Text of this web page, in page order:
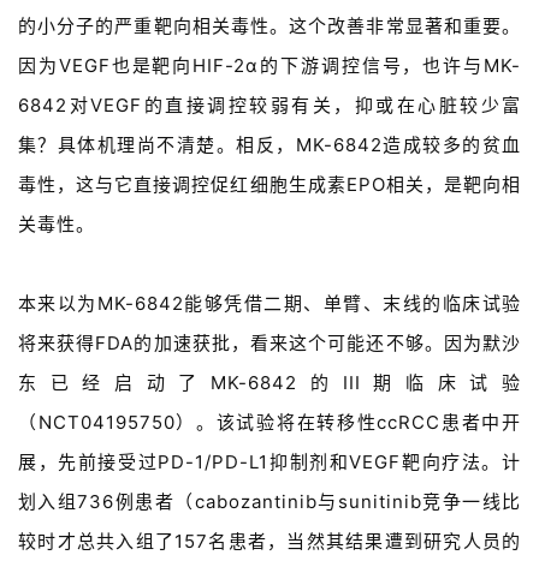
的小分子的严重靶向相关毒性。这个改善非常显著和重要。
因为VEGF也是靶向HIF-2α的下游调控信号，也许与MK-
6842对VEGF的直接调控较弱有关，抑或在心脏较少富
集？具体机理尚不清楚。相反，MK-6842造成较多的贫血
毒性，这与它直接调控促红细胞生成素EPO相关，是靶向相
关毒性。
本来以为MK-6842能够凭借二期、单臂、末线的临床试验
将来获得FDA的加速获批，看来这个可能还不够。因为默沙
东 已经启动了MK-6842的III期临床试验
（NCT04195750）。该试验将在转移性ccRCC患者中开
展，先前接受过PD-1/PD-L1抑制剂和VEGF靶向疗法。计
划入组736例患者（cabozantinib与sunitinib竞争一线比
较时才总共入组了157名患者，当然其结果遭到研究人员的